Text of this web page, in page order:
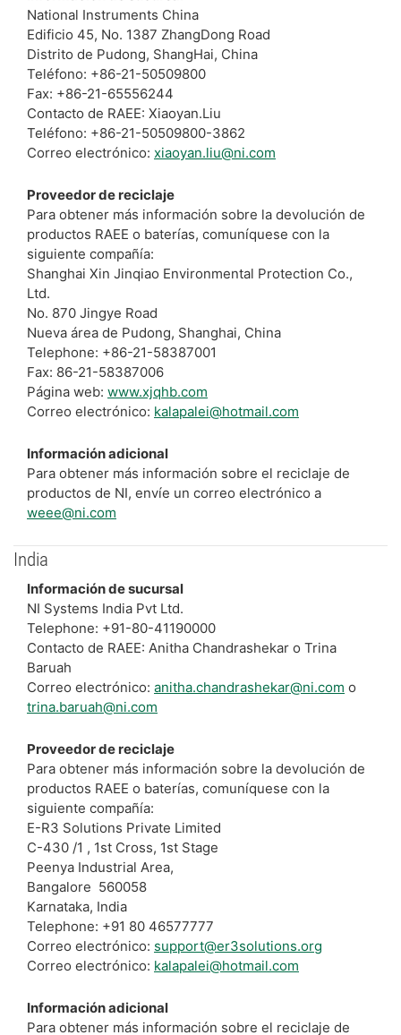
National Instruments China
Edificio 45, No. 1387 ZhangDong Road
Distrito de Pudong, ShangHai, China
Teléfono: +86-21-50509800
Fax: +86-21-65556244
Contacto de RAEE: Xiaoyan.Liu
Teléfono: +86-21-50509800-3862
Correo electrónico: xiaoyan.liu@ni.com
Proveedor de reciclaje
Para obtener más información sobre la devolución de
productos RAEE o baterías, comuníquese con la
siguiente compañía:
Shanghai Xin Jinqiao Environmental Protection Co.,
Ltd.
No. 870 Jingye Road
Nueva área de Pudong, Shanghai, China
Telephone: +86-21-58387001
Fax: 86-21-58387006
Página web: www.xjqhb.com
Correo electrónico: kalapalei@hotmail.com
Información adicional
Para obtener más información sobre el reciclaje de
productos de NI, envíe un correo electrónico a
weee@ni.com
India
Información de sucursal
NI Systems India Pvt Ltd.
Telephone: +91-80-41190000
Contacto de RAEE: Anitha Chandrashekar o Trina
Baruah
Correo electrónico: anitha.chandrashekar@ni.com o
trina.baruah@ni.com
Proveedor de reciclaje
Para obtener más información sobre la devolución de
productos RAEE o baterías, comuníquese con la
siguiente compañía:
E-R3 Solutions Private Limited
C-430 /1 , 1st Cross, 1st Stage
Peenya Industrial Area,
Bangalore 560058
Karnataka, India
Telephone: +91 80 46577777
Correo electrónico: support@er3solutions.org
Correo electrónico: kalapalei@hotmail.com
Información adicional
Para obtener más información sobre el reciclaje de